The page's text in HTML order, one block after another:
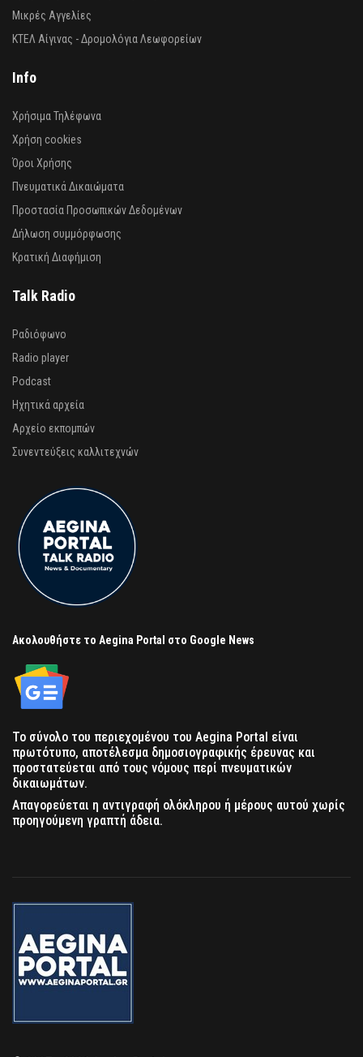
Μικρές Αγγελίες
ΚΤΕΛ Αίγινας - Δρομολόγια Λεωφορείων
Info
Χρήσιμα Τηλέφωνα
Χρήση cookies
Όροι Χρήσης
Πνευματικά Δικαιώματα
Προστασία Προσωπικών Δεδομένων
Δήλωση συμμόρφωσης
Κρατική Διαφήμιση
Talk Radio
Ραδιόφωνο
Radio player
Podcast
Ηχητικά αρχεία
Αρχείο εκπομπών
Συνεντεύξεις καλλιτεχνών
Ακολουθήστε το Aegina Portal στο Google News
Το σύνολο του περιεχομένου του Aegina Portal είναι
πρωτότυπο, αποτέλεσμα δημοσιογραφικής έρευνας και
προστατεύεται από τους νόμους περί πνευματικών
δικαιωμάτων.
Απαγορεύεται η αντιγραφή ολόκληρου ή μέρους αυτού χωρίς
προηγούμενη γραπτή άδεια.